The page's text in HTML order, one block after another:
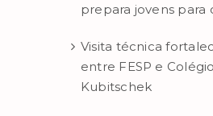
prepara jovens para
Visita técnica
entre FESP e
Kubitschek